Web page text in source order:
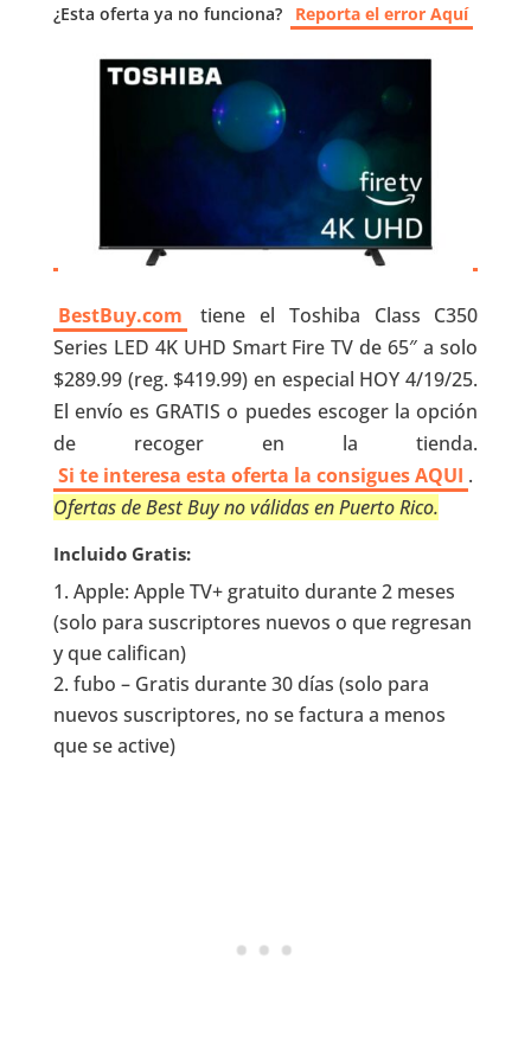
¿Esta oferta ya no funciona? Reporta el error Aquí
BestBuy.com
tiene el Toshiba Class C350
Series LED 4K UHD Smart Fire TV de 65″ a solo
$289.99 (reg. $419.99) en especial HOY 4/19/25.
El envío es GRATIS o puedes escoger la opción
de recoger en la tienda.
Si te interesa esta oferta la consigues AQUI .
Ofertas de Best Buy no válidas en Puerto Rico.
Incluido Gratis:
Apple: Apple TV+ gratuito durante 2 meses
(solo para suscriptores nuevos o que regresan
y que califican)
fubo – Gratis durante 30 días (solo para
nuevos suscriptores, no se factura a menos
que se active)